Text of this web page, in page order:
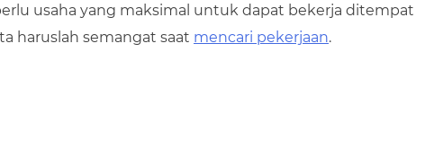
usaha yang maksimal untuk dapat bekerja ditempat
haruslah semangat saat mencari pekerjaan.